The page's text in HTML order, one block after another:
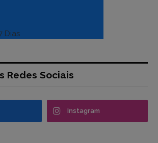
Dias
Redes Sociais
Instagram